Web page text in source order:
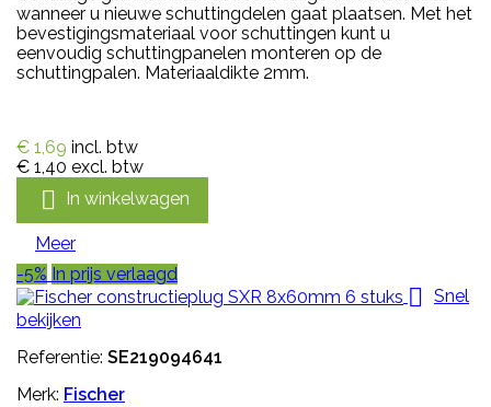
wanneer u nieuwe schuttingdelen gaat plaatsen. Met het
bevestigingsmateriaal voor schuttingen kunt u
eenvoudig schuttingpanelen monteren op de
schuttingpalen. Materiaaldikte 2mm.
€ 1,69 incl. btw
€ 1,40 excl. btw
 In winkelwagen
Meer
-5% In prijs verlaagd
 Snel
bekijken
Referentie: SE219094641
Merk: Fischer